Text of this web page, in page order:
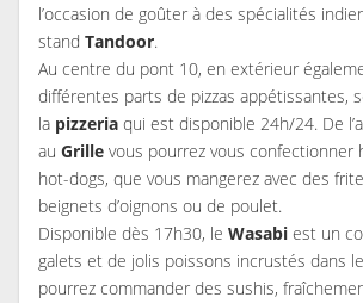
l’occasion de goûter à des spécialités
stand Tandoor.
Au centre du pont 10, en extérieur
différentes parts de pizzas appétissantes,
la pizzeria qui est disponible 24h/24. De
au Grille vous pourrez vous confectionner
hot-dogs, que vous mangerez avec des
beignets d’oignons ou de poulet.
Disponible dès 17h30, le Wasabi est un
galets et de jolis poissons incrustés dans
pourrez commander des sushis,